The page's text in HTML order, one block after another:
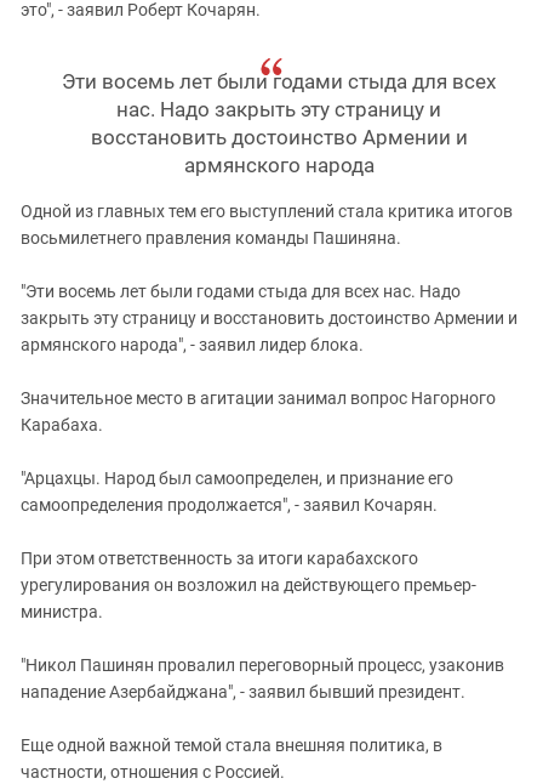
это", - заявил Роберт Кочарян.
Эти восемь лет были годами стыда для всех
нас. Надо закрыть эту страницу и
восстановить достоинство Армении и
армянского народа
Одной из главных тем его выступлений стала критика итогов
восьмилетнего правления команды Пашиняна.
"Эти восемь лет были годами стыда для всех нас. Надо
закрыть эту страницу и восстановить достоинство Армении и
армянского народа", - заявил лидер блока.
Значительное место в агитации занимал вопрос Нагорного
Карабаха.
"Арцахцы. Народ был самоопределен, и признание его
самоопределения продолжается", - заявил Кочарян.
При этом ответственность за итоги карабахского
урегулирования он возложил на действующего премьер-
министра.
"Никол Пашинян провалил переговорный процесс, узаконив
нападение Азербайджана", - заявил бывший президент.
Еще одной важной темой стала внешняя политика, в
частности, отношения с Россией.